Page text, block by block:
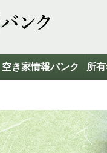
空き家情報バンク 所